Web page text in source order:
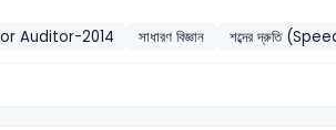
Auditor-2014 সাধারণ বিজ্ঞান শব্দের দ্রুতি